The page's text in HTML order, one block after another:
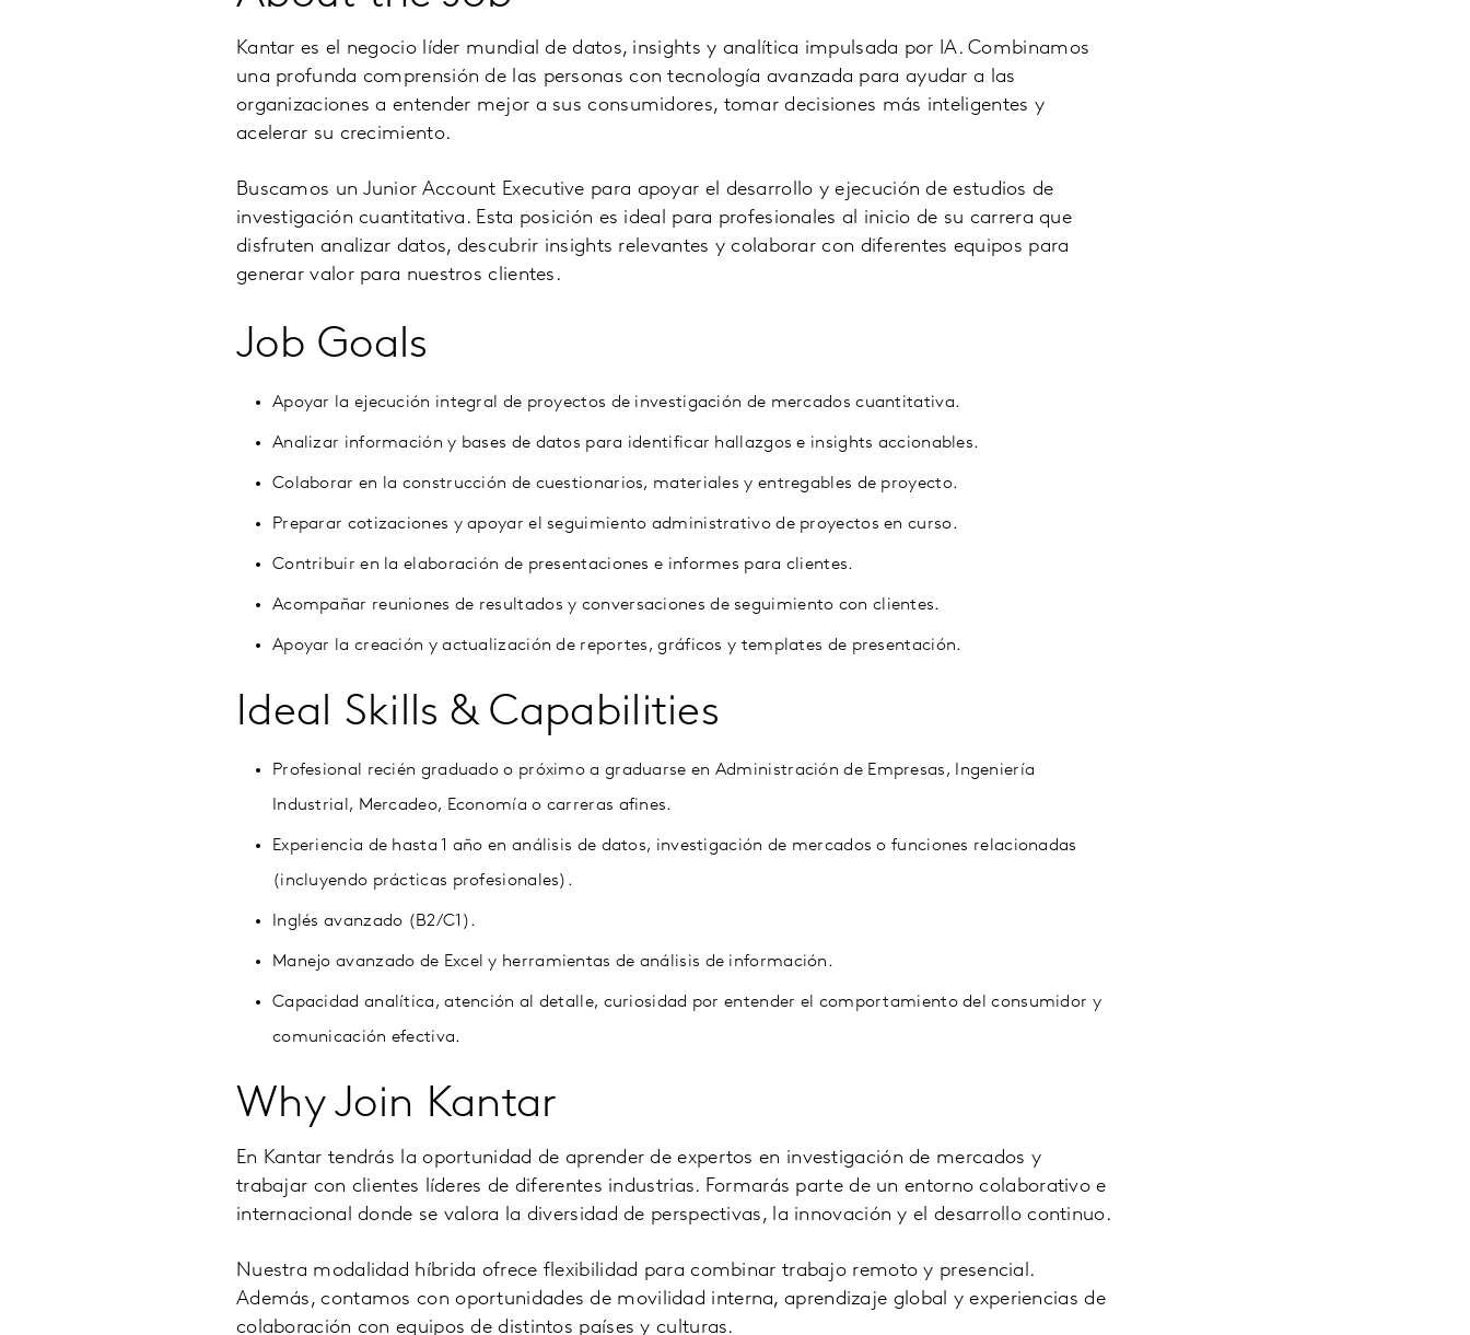
Kantar es el negocio líder mundial de datos, insights y analítica impulsada por IA. Combinamos
una profunda comprensión de las personas con tecnología avanzada para ayudar a las
organizaciones a entender mejor a sus consumidores, tomar decisiones más inteligentes y
acelerar su crecimiento.
Buscamos un Junior Account Executive para apoyar el desarrollo y ejecución de estudios de
investigación cuantitativa. Esta posición es ideal para profesionales al inicio de su carrera que
disfruten analizar datos, descubrir insights relevantes y colaborar con diferentes equipos para
generar valor para nuestros clientes.
Job Goals
Apoyar la ejecución integral de proyectos de investigación de mercados cuantitativa.
Analizar información y bases de datos para identificar hallazgos e insights accionables.
Colaborar en la construcción de cuestionarios, materiales y entregables de proyecto.
Preparar cotizaciones y apoyar el seguimiento administrativo de proyectos en curso.
Contribuir en la elaboración de presentaciones e informes para clientes.
Acompañar reuniones de resultados y conversaciones de seguimiento con clientes.
Apoyar la creación y actualización de reportes, gráficos y templates de presentación.
Ideal Skills & Capabilities
Profesional recién graduado o próximo a graduarse en Administración de Empresas, Ingeniería
Industrial, Mercadeo, Economía o carreras afines.
Experiencia de hasta 1 año en análisis de datos, investigación de mercados o funciones relacionadas
(incluyendo prácticas profesionales).
Inglés avanzado (B2/C1).
Manejo avanzado de Excel y herramientas de análisis de información.
Capacidad analítica, atención al detalle, curiosidad por entender el comportamiento del consumidor y
comunicación efectiva.
Why Join Kantar
En Kantar tendrás la oportunidad de aprender de expertos en investigación de mercados y
trabajar con clientes líderes de diferentes industrias. Formarás parte de un entorno colaborativo e
internacional donde se valora la diversidad de perspectivas, la innovación y el desarrollo continuo.
Nuestra modalidad híbrida ofrece flexibilidad para combinar trabajo remoto y presencial.
Además, contamos con oportunidades de movilidad interna, aprendizaje global y experiencias de
colaboración con equipos de distintos países y culturas.